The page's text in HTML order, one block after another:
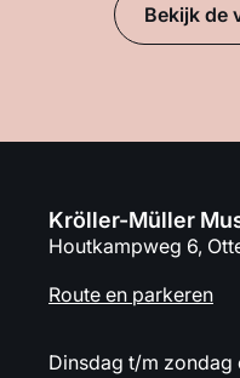
Bekijk de
Kröller-Müller
Houtkampweg 6,
Route en parkeren
Dinsdag t/m zondag